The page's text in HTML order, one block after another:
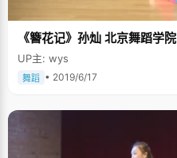
《簪花记》孙灿 北京舞蹈学院
UP主: wys
舞蹈 • 2019/6/17